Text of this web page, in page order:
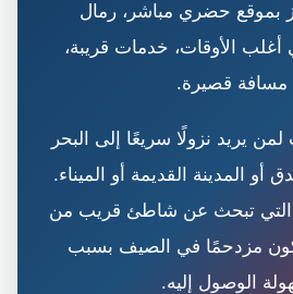
بموقع حضري مباشر، رمال
أغلب الأوقات، خدمات قريبة،
مسافة قصيرة.
يريد نزولًا سريعًا إلى البحر
أو المدينة القديمة أو الميناء.
التي تبحث عن شاطئ قريب من
مزدحمًا في الصيف بسبب
الوصول إليه.